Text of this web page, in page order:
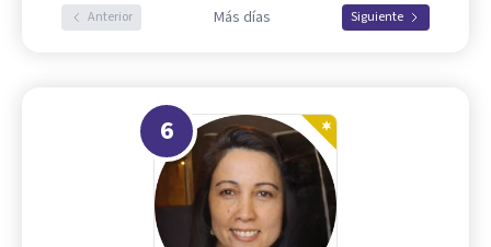
Anterior Más días Siguiente
6